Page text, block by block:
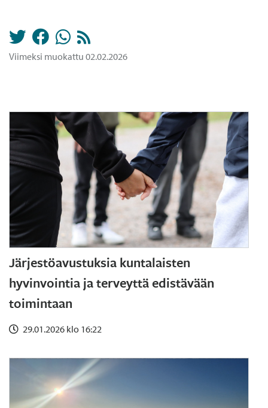
Viimeksi muokattu 02.02.2026
Järjestöavustuksia kuntalaisten
hyvinvointia ja terveyttä edistävään
toimintaan
29.01.2026 klo 16:22